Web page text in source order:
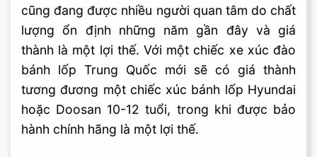
cũng đang được nhiều người quan tâm do chất
lượng ổn định những năm gần đây và giá
thành là một lợi thế. Với một chiếc xe xúc đào
bánh lốp Trung Quốc mới sẽ có giá thành
tương đương một chiếc xúc bánh lốp Hyundai
hoặc Doosan 10-12 tuổi, trong khi được bảo
hành chính hãng là một lợi thế.